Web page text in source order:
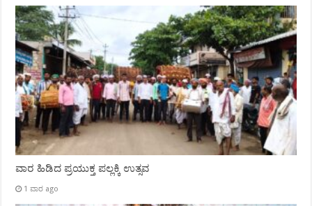
ವಾರ ಹಿಡಿದ ಪ್ರಯುಕ್ತ ಪಲ್ಲಕ್ಕಿ ಉತ್ಸವ
1 ವಾರ ago